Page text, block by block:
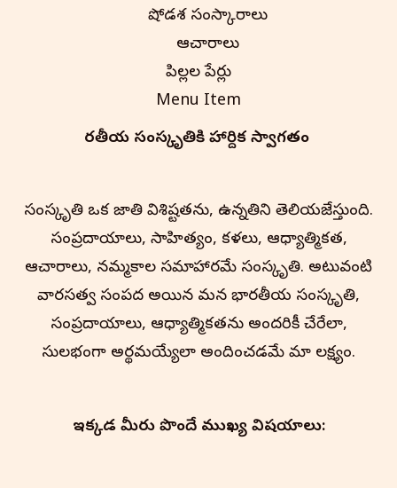
షోడశ సంస్కారాలు
ఆచారాలు
పిల్లల పేర్లు
Menu Item
భారతీయ సంస్కృతి‌కి హార్దిక స్వాగతం
సంస్కృతి ఒక జాతి విశిష్టతను, ఉన్నతిని తెలియజేస్తుంది.
సంప్రదాయాలు, సాహిత్యం, కళలు, ఆధ్యాత్మికత,
ఆచారాలు, నమ్మకాల సమాహారమే సంస్కృతి. అటువంటి
వారసత్వ సంపద అయిన మన భారతీయ సంస్కృతి,
సంప్రదాయాలు, ఆధ్యాత్మికతను అందరికీ చేరేలా,
సులభంగా అర్థమయ్యేలా అందించడమే మా లక్ష్యం.
ఇక్కడ మీరు పొందే ముఖ్య విషయాలు: